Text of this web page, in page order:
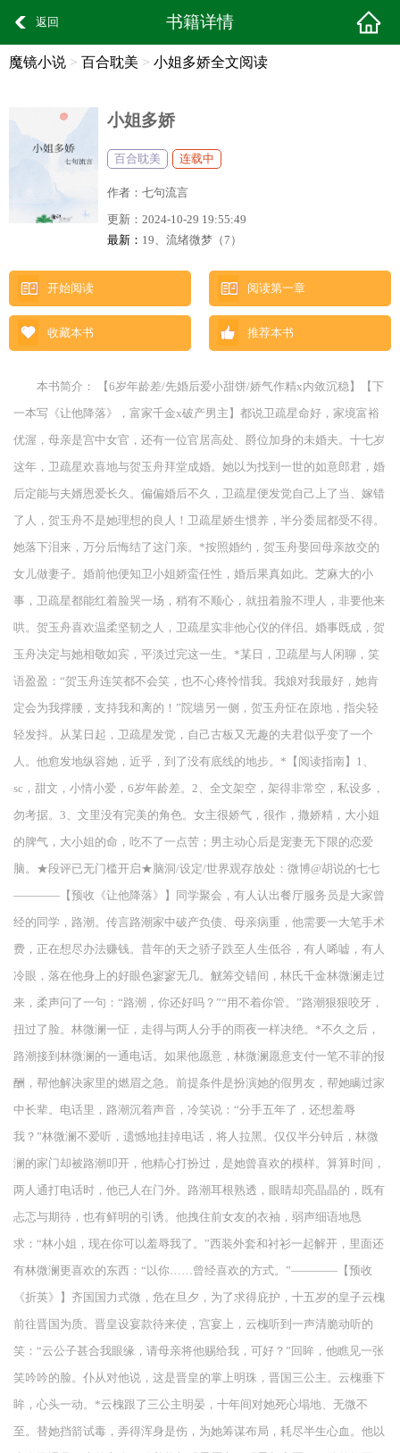
返回 书籍详情
魔镜小说 > 百合耽美 > 小姐多娇全文阅读
小姐多娇
百合耽美 连载中
作者： 七句流言
更新： 2024-10-29 19:55:49
最新： 19、流绪微梦（7）
开始阅读 阅读第一章
收藏本书 推荐本书
本书简介： 【6岁年龄差/先婚后爱小甜饼/娇气作精x内敛沉稳】【下
一本写《让他降落》，富家千金x破产男主】都说卫疏星命好，家境富裕
优渥，母亲是宫中女官，还有一位官居高处、爵位加身的未婚夫。十七岁
这年，卫疏星欢喜地与贺玉舟拜堂成婚。她以为找到一世的如意郎君，婚
后定能与夫婿恩爱长久。偏偏婚后不久，卫疏星便发觉自己上了当、嫁错
了人，贺玉舟不是她理想的良人！卫疏星娇生惯养，半分委屈都受不得。
她落下泪来，万分后悔结了这门亲。*按照婚约，贺玉舟娶回母亲故交的
女儿做妻子。婚前他便知卫小姐娇蛮任性，婚后果真如此。芝麻大的小
事，卫疏星都能红着脸哭一场，稍有不顺心，就扭着脸不理人，非要他来
哄。贺玉舟喜欢温柔坚韧之人，卫疏星实非他心仪的伴侣。婚事既成，贺
玉舟决定与她相敬如宾，平淡过完这一生。*某日，卫疏星与人闲聊，笑
语盈盈：“贺玉舟连笑都不会笑，也不心疼怜惜我。我娘对我最好，她肯
定会为我撑腰，支持我和离的！”院墙另一侧，贺玉舟怔在原地，指尖轻
轻发抖。从某日起，卫疏星发觉，自己古板又无趣的夫君似乎变了一个
人。他愈发地纵容她，近乎，到了没有底线的地步。*【阅读指南】1、
sc，甜文，小情小爱，6岁年龄差。2、全文架空，架得非常空，私设多，
勿考据。3、文里没有完美的角色。女主很娇气，很作，撒娇精，大小姐
的脾气，大小姐的命，吃不了一点苦；男主动心后是宠妻无下限的恋爱
脑。★段评已无门槛开启★脑洞/设定/世界观存放处：微博@胡说的七七
————【预收《让他降落》】同学聚会，有人认出餐厅服务员是大家曾
经的同学，路潮。传言路潮家中破产负债、母亲病重，他需要一大笔手术
费，正在想尽办法赚钱。昔年的天之骄子跌至人生低谷，有人唏嘘，有人
冷眼，落在他身上的好眼色寥寥无几。觥筹交错间，林氏千金林微澜走过
来，柔声问了一句：“路潮，你还好吗？”“用不着你管。”路潮狠狠咬牙，
扭过了脸。林微澜一怔，走得与两人分手的雨夜一样决绝。*不久之后，
路潮接到林微澜的一通电话。如果他愿意，林微澜愿意支付一笔不菲的报
酬，帮他解决家里的燃眉之急。前提条件是扮演她的假男友，帮她瞒过家
中长辈。电话里，路潮沉着声音，冷笑说：“分手五年了，还想羞辱
我？”林微澜不爱听，遗憾地挂掉电话，将人拉黑。仅仅半分钟后，林微
澜的家门却被路潮叩开，他精心打扮过，是她曾喜欢的模样。算算时间，
两人通打电话时，他已人在门外。路潮耳根熟透，眼睛却亮晶晶的，既有
忐忑与期待，也有鲜明的引诱。他拽住前女友的衣袖，弱声细语地恳
求：“林小姐，现在你可以羞辱我了。”西装外套和衬衫一起解开，里面还
有林微澜更喜欢的东西：“以你……曾经喜欢的方式。”————【预收
《折英》】齐国国力式微，危在旦夕，为了求得庇护，十五岁的皇子云槐
前往晋国为质。晋皇设宴款待来使，宫宴上，云槐听到一声清脆动听的
笑：“云公子甚合我眼缘，请母亲将他赐给我，可好？”回眸，他瞧见一张
笑吟吟的脸。仆从对他说，这是晋皇的掌上明珠，晋国三公主。云槐垂下
眸，心头一动。*云槐跟了三公主明晏，十年间对她死心塌地、无微不
至。替她挡箭试毒，弄得浑身是伤，为她筹谋布局，耗尽半生心血。他以